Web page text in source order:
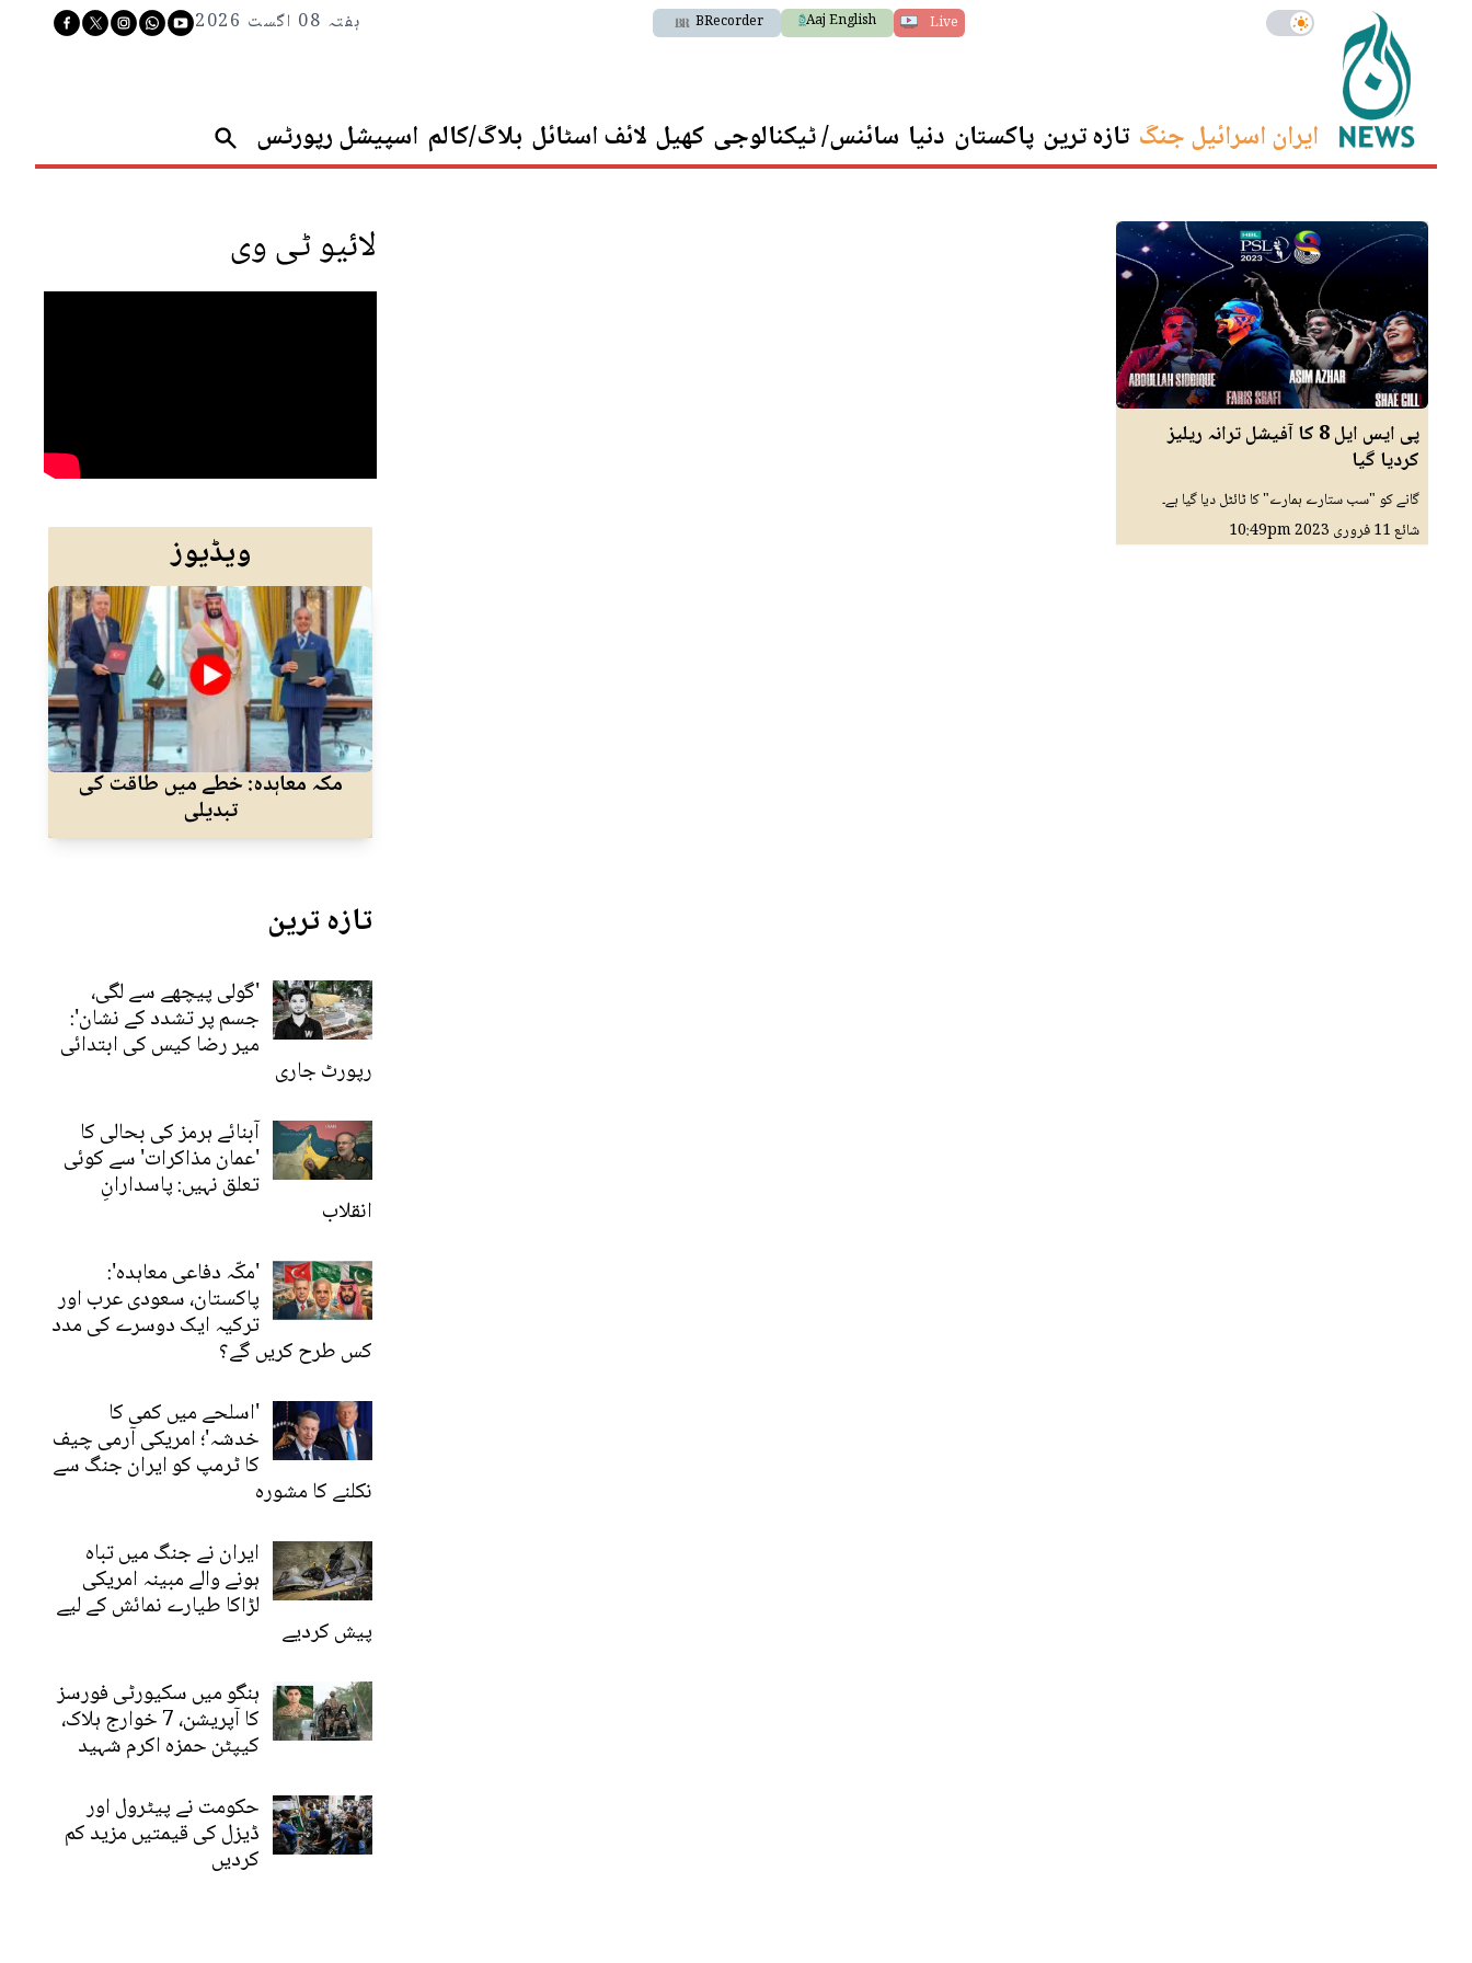
Live
Aaj English
BRecorder ہفتہ 08 اگست 2026
ایران اسرائیل جنگ تازہ ترین پاکستان دنیا سائنس/ ٹیکنالوجی کھیل لائف اسٹائل بلاگ/کالم اسپیشل رپورٹس
پی ایس ایل 8 کا آفیشل ترانہ ریلیز
کردیا گیا
گانے کو "سب ستارے ہمارے" کا ٹائٹل دیا گیا ہے۔
شائع11 فروری 2023 10:49pm
لائیو ٹی وی
ویڈیوز
مکہ معاہدہ: خطے میں طاقت کی
تبدیلی
تازہ ترین
'گولی پیچھے سے لگی،
جسم پر تشدد کے نشان':
میر رضا کیس کی ابتدائی
رپورٹ جاری
آبنائے ہرمز کی بحالی کا
'عمان مذاکرات' سے کوئی
تعلق نہیں: پاسدارانِ
انقلاب
'مکّہ دفاعی معاہدہ':
پاکستان، سعودی عرب اور
ترکیہ ایک دوسرے کی مدد
کس طرح کریں گے؟
'اسلحے میں کمی کا
خدشہ'؛ امریکی آرمی چیف
کا ٹرمپ کو ایران جنگ سے
نکلنے کا مشورہ
ایران نے جنگ میں تباہ
ہونے والے مبینہ امریکی
لڑاکا طیارے نمائش کے لیے
پیش کردیے
ہنگو میں سکیورٹی فورسز
کا آپریشن، 7 خوارج ہلاک،
کیپٹن حمزہ اکرم شہید
حکومت نے پیٹرول اور
ڈیزل کی قیمتیں مزید کم
کردیں